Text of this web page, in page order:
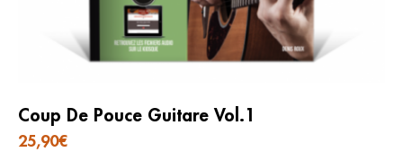
Coup De Pouce Guitare Vol.1
25,90€